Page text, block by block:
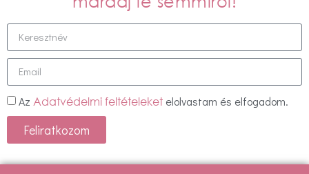
Az Adatvédelmi feltételeket elolvastam és elfogadom.
Feliratkozom